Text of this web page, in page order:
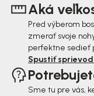
Aká
Pred výberom
zmerať svoje
perfektne sedieť
Spustiť
Sme tu pre vás,